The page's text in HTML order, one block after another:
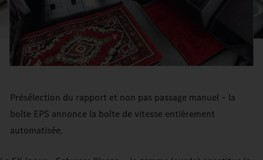
Présélection du rapport et non pas passage manuel – la
boîte EPS annonce la boîte de vitesse entièrement
automatisée.